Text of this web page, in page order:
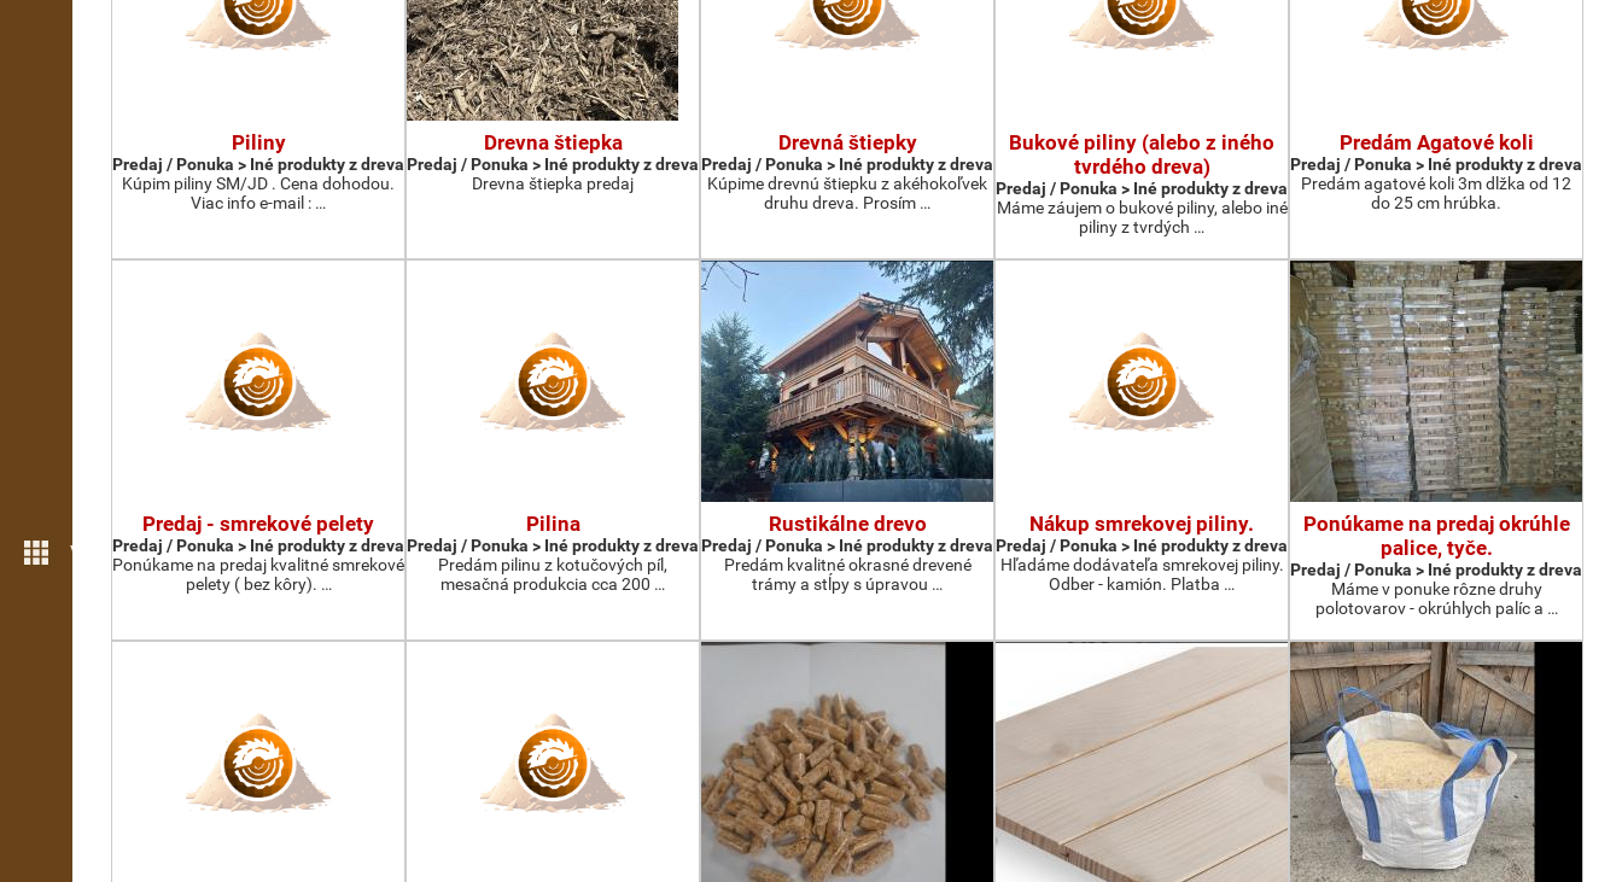
Viac možností
Piliny
Predaj / Ponuka > Iné produkty z dreva
Kúpim piliny SM/JD . Cena dohodou.
Viac info e-mail : …
Drevna štiepka
Predaj / Ponuka > Iné produkty z dreva
Drevna štiepka predaj
Drevná štiepky
Predaj / Ponuka > Iné produkty z dreva
Kúpime drevnú štiepku z akéhokoľvek
druhu dreva. Prosím …
Bukové piliny (alebo z iného
tvrdého dreva)
Predaj / Ponuka > Iné produkty z dreva
Máme záujem o bukové piliny, alebo iné
piliny z tvrdých …
Predám Agatové koli
Predaj / Ponuka > Iné produkty z dreva
Predám agatové koli 3m dlžka od 12
do 25 cm hrúbka.
Predaj - smrekové pelety
Predaj / Ponuka > Iné produkty z dreva
Ponúkame na predaj kvalitné smrekové
pelety ( bez kôry). …
Pilina
Predaj / Ponuka > Iné produkty z dreva
Predám pilinu z kotučových píl,
mesačná produkcia cca 200 …
Rustikálne drevo
Predaj / Ponuka > Iné produkty z dreva
Predám kvalitné okrasné drevené
trámy a stĺpy s úpravou …
Nákup smrekovej piliny.
Predaj / Ponuka > Iné produkty z dreva
Hľadáme dodávateľa smrekovej piliny.
Odber - kamión. Platba …
Ponúkame na predaj okrúhle
palice, tyče.
Predaj / Ponuka > Iné produkty z dreva
Máme v ponuke rôzne druhy
polotovarov - okrúhlych palíc a …